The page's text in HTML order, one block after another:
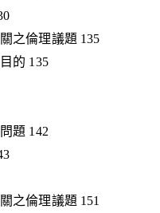
之倫理議題 135
的 135
題 142
之倫理議題 151